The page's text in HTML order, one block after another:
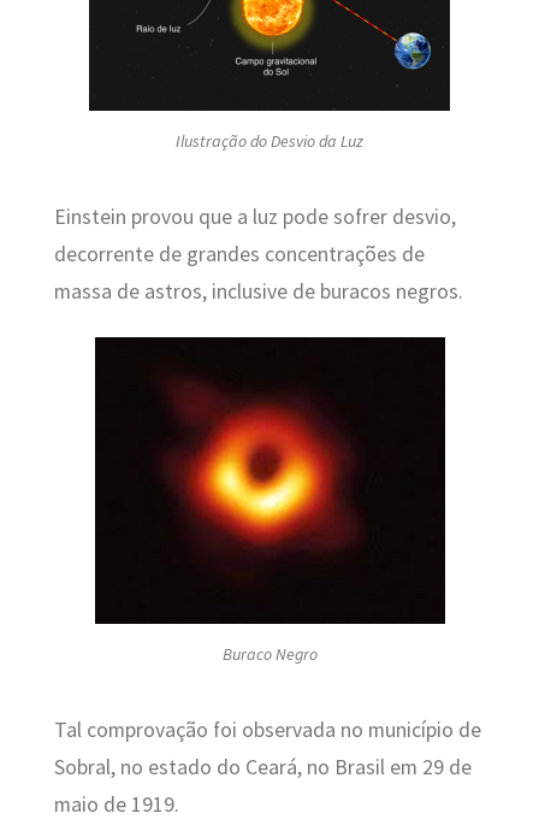
Ilustração do Desvio da Luz
Einstein provou que a luz pode sofrer desvio,
decorrente de grandes concentrações de
massa de astros, inclusive de buracos negros.
Buraco Negro
Tal comprovação foi observada no município de
Sobral, no estado do Ceará, no Brasil em 29 de
maio de 1919.